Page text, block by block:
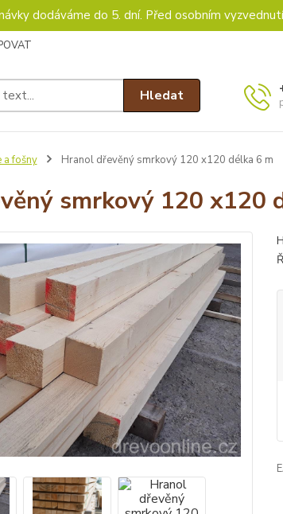
dodáváme do 5. dní. Před osobním
Hledat
a fošny Hranol dřevěný smrkový 120 x120 délka 6 m
smrkový 120 x120